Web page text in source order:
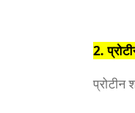
2.
प्रोटीन